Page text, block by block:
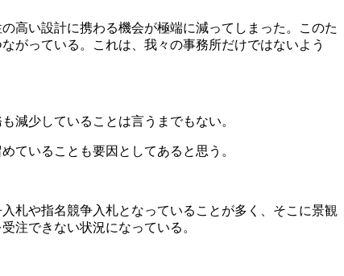
高い設計に携わる機会が極端に減ってしまった。このた
がっている。これは、我々の事務所だけではないよう
減少していることは言うまでもない。
ていることも要因としてあると思う。
札や指名競争入札となっていることが多く、そこに景観
注できない状況になっている。